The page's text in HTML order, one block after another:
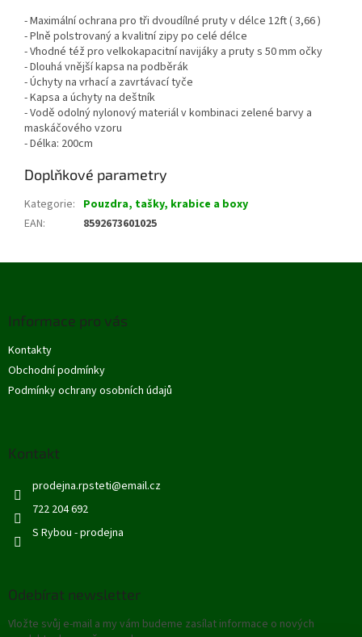
- Maximální ochrana pro tři dvoudílné pruty v délce 12ft ( 3,66 )
- Plně polstrovaný a kvalitní zipy po celé délce
- Vhodné též pro velkokapacitní navijáky a pruty s 50 mm očky
- Dlouhá vnější kapsa na podběrák
- Úchyty na vrhací a zavrtávací tyče
- Kapsa a úchyty na deštník
- Vodě odolný nylonový materiál v kombinaci zelené barvy a
maskáčového vzoru
- Délka: 200cm
Doplňkové parametry
Kategorie: Pouzdra, tašky, krabice a boxy
EAN: 8592673601025
Informace pro vás
Kontakty
Obchodní podmínky
Podmínky ochrany osobních údajů
Kontakt
prodejna.rpsteti@email.cz
722 204 692
S Rybou - prodejna
Odebírat newsletter
Vložte svůj e-mail a my vám budeme zasílat informace o nových